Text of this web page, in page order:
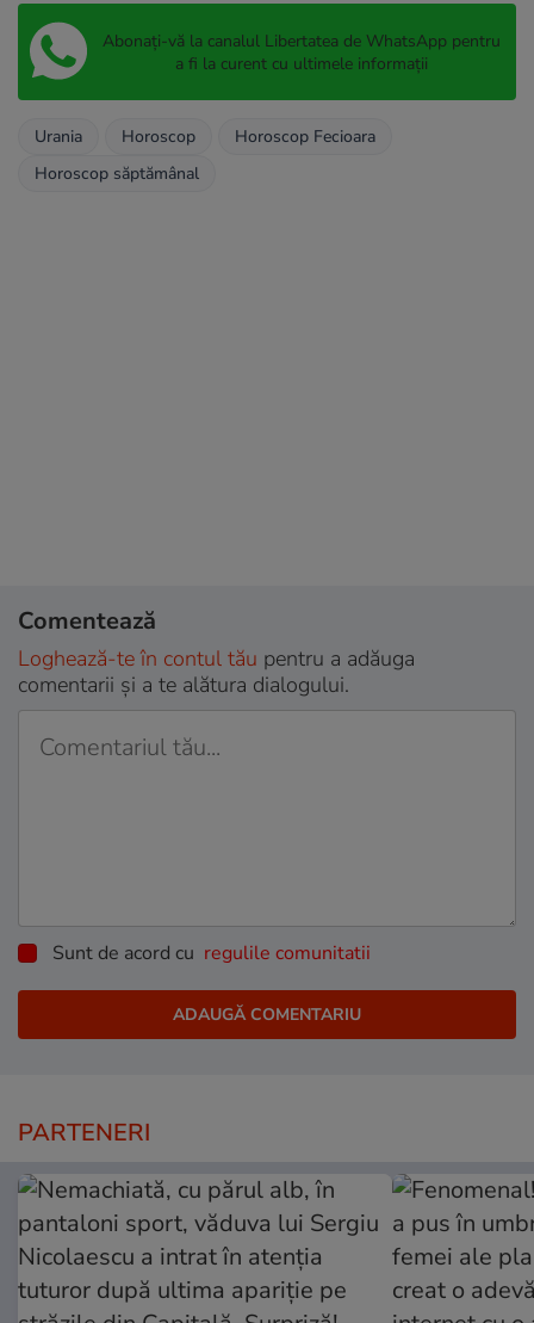
Abonați-vă la canalul Libertatea de WhatsApp pentru
a fi la curent cu ultimele informații
Urania Horoscop
Horoscop Fecioara
Horoscop săptămânal
Comentează
Loghează-te în contul tău pentru a adăuga
comentarii și a te alătura dialogului.
Sunt de acord cu regulile comunitatii
PARTENERI